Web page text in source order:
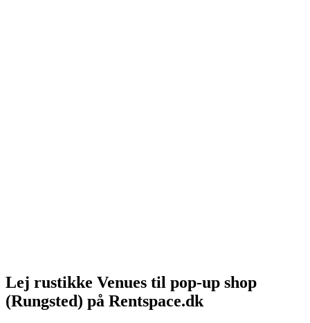
Lej rustikke Venues til pop-up shop
(Rungsted) på Rentspace.dk